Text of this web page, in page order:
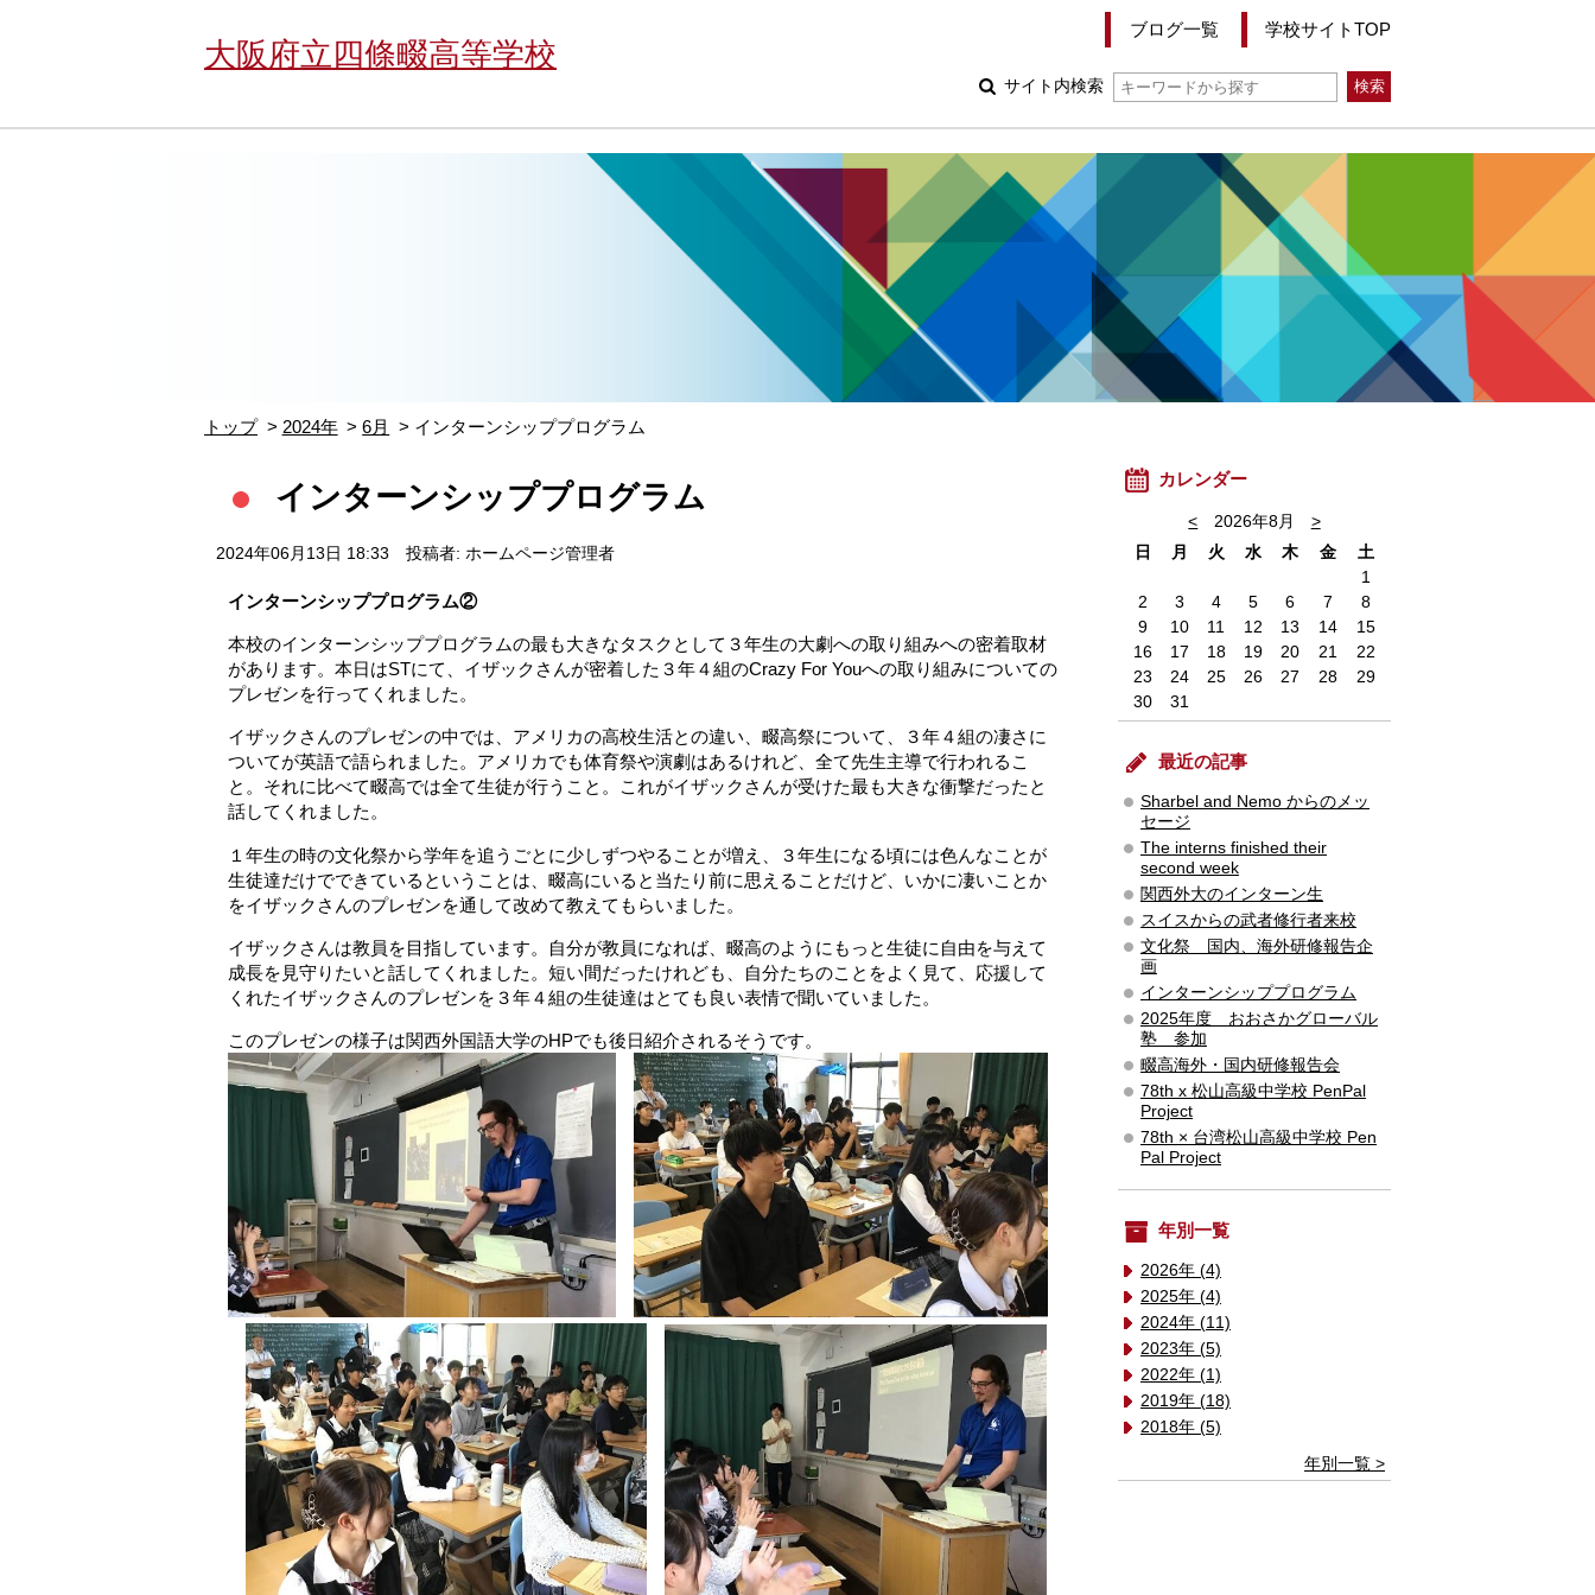
大阪府立四條畷高等学校
ブログ一覧 学校サイトTOP
サイト内検索
トップ 2024年 6月 インターンシッププログラム
インターンシッププログラム
2024年06月13日 18:33 投稿者: ホームページ管理者
インターンシッププログラム②
本校のインターンシッププログラムの最も大きなタスクとして３年生の大劇への取り組みへの密着取材
があります。本日はSTにて、イザックさんが密着した３年４組のCrazy For Youへの取り組みについての
プレゼンを行ってくれました。
イザックさんのプレゼンの中では、アメリカの高校生活との違い、畷高祭について、３年４組の凄さに
ついてが英語で語られました。アメリカでも体育祭や演劇はあるけれど、全て先生主導で行われるこ
と。それに比べて畷高では全て生徒が行うこと。これがイザックさんが受けた最も大きな衝撃だったと
話してくれました。
１年生の時の文化祭から学年を追うごとに少しずつやることが増え、３年生になる頃には色んなことが
生徒達だけでできているということは、畷高にいると当たり前に思えることだけど、いかに凄いことか
をイザックさんのプレゼンを通して改めて教えてもらいました。
イザックさんは教員を目指しています。自分が教員になれば、畷高のようにもっと生徒に自由を与えて
成長を見守りたいと話してくれました。短い間だったけれども、自分たちのことをよく見て、応援して
くれたイザックさんのプレゼンを３年４組の生徒達はとても良い表情で聞いていました。
このプレゼンの様子は関西外国語大学のHPでも後日紹介されるそうです。
カレンダー
< 2026年8月
>
日
月 火 水 木 金
土
1
2
3 4 5 6 7
8
9
10 11 12 13 14
15
16
17 18 19 20 21
22
23
24 25 26 27 28
29
30
31
最近の記事
Sharbel and Nemo からのメッ
セージ
The interns finished their
second week
関西外大のインターン生
スイスからの武者修行者来校
文化祭 国内、海外研修報告企
画
インターンシッププログラム
2025年度 おおさかグローバル
塾 参加
畷高海外・国内研修報告会
78th x 松山高級中学校 PenPal
Project
78th × 台湾松山高級中学校 Pen
Pal Project
年別一覧
2026年 (4)
2025年 (4)
2024年 (11)
2023年 (5)
2022年 (1)
2019年 (18)
2018年 (5)
年別一覧 >